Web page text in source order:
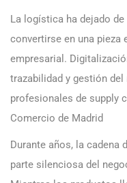
La logística ha dejado
convertirse en una pieza
empresarial.
trazabilidad y gestión
profesionales de supply
Comercio de Madrid
Durante años, la
parte silenciosa del